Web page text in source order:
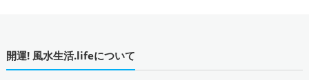
開運! 風水生活.lifeについて